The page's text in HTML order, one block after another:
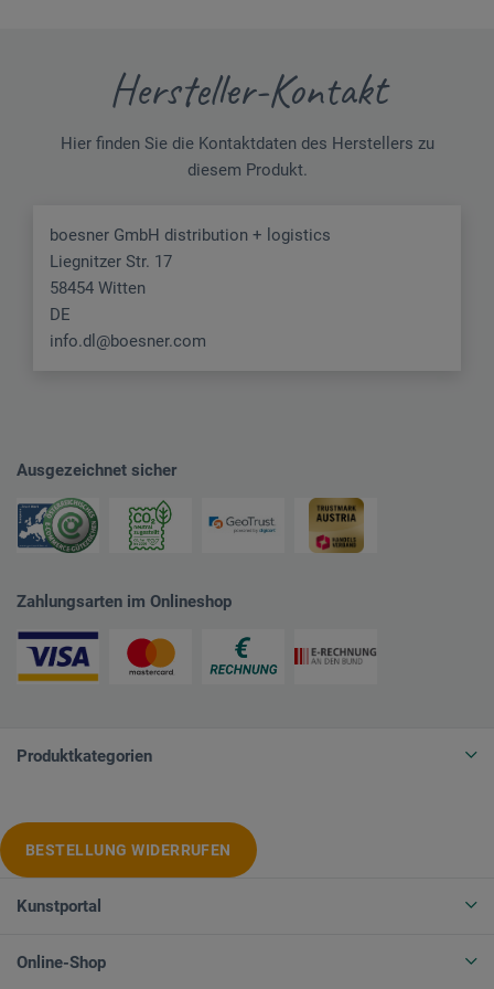
Hersteller-Kontakt
Hier finden Sie die Kontaktdaten des Herstellers zu
diesem Produkt.
boesner GmbH distribution + logistics
Liegnitzer Str. 17
58454 Witten
DE
info.dl@boesner.com
Ausgezeichnet sicher
Zahlungsarten im Onlineshop
Produktkategorien
BESTELLUNG WIDERRUFEN
Kunstportal
Online-Shop